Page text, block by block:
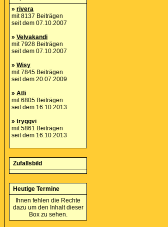
» rivera
mit 8137 Beiträgen
seit dem 07.10.2007
» Velvakandi
mit 7928 Beiträgen
seit dem 07.10.2007
» Wisy
mit 7845 Beiträgen
seit dem 20.07.2009
» Atli
mit 6805 Beiträgen
seit dem 16.10.2013
» tryggvi
mit 5861 Beiträgen
seit dem 16.10.2013
Zufallsbild
Heutige Termine
Ihnen fehlen die Rechte
dazu um den Inhalt dieser
Box zu sehen.